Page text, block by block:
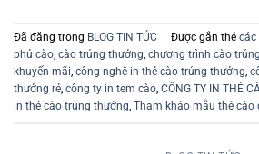
Đã đăng trong BLOG TIN TỨC Được gắn thẻ các
phủ cào, cào trúng thưởng, chương trình cào
khuyến mãi, công nghệ in thẻ cào trúng thưởng,
thưởng rẻ, công ty in tem cào, CÔNG TY IN THẺ
in thẻ cào trúng thưởng, Tham khảo mẫu thẻ cào